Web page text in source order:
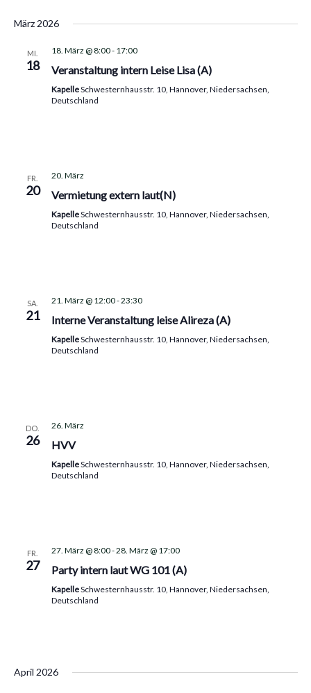
März 2026
MI.
18
18. März @ 8:00- 17:00
Veranstaltung intern Leise Lisa (A)
KapelleSchwesternhausstr. 10, Hannover, Niedersachsen,
Deutschland
FR.
20
20. März
Vermietung extern laut(N)
KapelleSchwesternhausstr. 10, Hannover, Niedersachsen,
Deutschland
SA.
21
21. März @ 12:00-23:30
Interne Veranstaltung leise Alireza (A)
KapelleSchwesternhausstr. 10, Hannover, Niedersachsen,
Deutschland
DO.
26
26. März
HVV
KapelleSchwesternhausstr. 10, Hannover, Niedersachsen,
Deutschland
FR.
27
27. März @ 8:00-28. März @ 17:00
Party intern laut WG 101 (A)
KapelleSchwesternhausstr. 10, Hannover, Niedersachsen,
Deutschland
April 2026